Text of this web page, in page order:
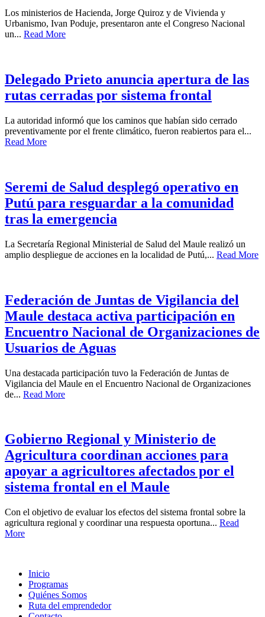
Los ministerios de Hacienda, Jorge Quiroz y de Vivienda y
Urbanismo, Ivan Poduje, presentaron ante el Congreso Nacional
un... Read More
Delegado Prieto anuncia apertura de las
rutas cerradas por sistema frontal
La autoridad informó que los caminos que habían sido cerrado
preventivamente por el frente climático, fueron reabiertos para el...
Read More
Seremi de Salud desplegó operativo en
Putú para resguardar a la comunidad
tras la emergencia
La Secretaría Regional Ministerial de Salud del Maule realizó un
amplio despliegue de acciones en la localidad de Putú,... Read More
Federación de Juntas de Vigilancia del
Maule destaca activa participación en
Encuentro Nacional de Organizaciones de
Usuarios de Aguas
Una destacada participación tuvo la Federación de Juntas de
Vigilancia del Maule en el Encuentro Nacional de Organizaciones
de... Read More
Gobierno Regional y Ministerio de
Agricultura coordinan acciones para
apoyar a agricultores afectados por el
sistema frontal en el Maule
Con el objetivo de evaluar los efectos del sistema frontal sobre la
agricultura regional y coordinar una respuesta oportuna... Read
More
Inicio
Programas
Quiénes Somos
Ruta del emprendedor